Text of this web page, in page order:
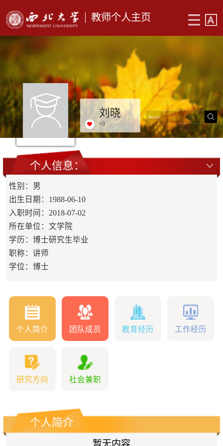
教师个人主页
刘晓
+9
个人信息：
性别：男
出生日期：1988-06-10
入职时间：2018-07-02
所在单位：文学院
学历：博士研究生毕业
职称：讲师
学位：博士
个人简介 团队成员 教育经历 工作经历
研究方向 社会兼职
个人简介